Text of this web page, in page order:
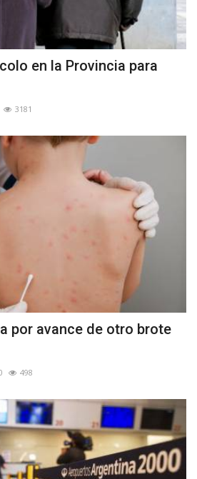
en la Provincia para
3181
por avance de otro brote
498